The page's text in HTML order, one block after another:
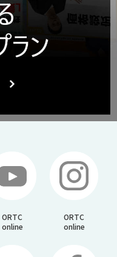
ORTC
online
ORTC
online